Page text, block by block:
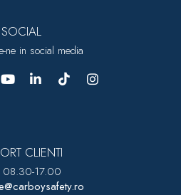
SOCIAL
ne in social media
CLIENTI
08.30-17.00